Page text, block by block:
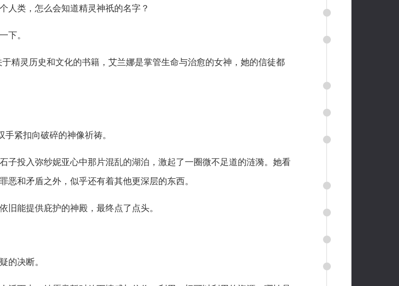
类，怎么会知道精灵神祇的名字？
。
灵历史和文化的书籍，艾兰娜是掌管生命与治愈的女神，她的信徒都
紧扣向破碎的神像祈祷。
投入弥纱妮亚心中那片混乱的湖泊，激起了一圈微不足道的涟漪。她看
和矛盾之外，似乎还有着其他更深层的东西。
能提供庇护的神殿，最终点了点头。
决断。